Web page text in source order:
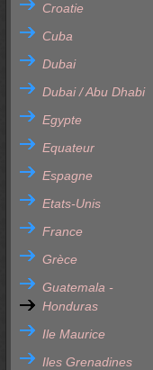
Croatie
Cuba
Dubai
Dubai / Abu Dhabi
Egypte
Equateur
Espagne
Etats-Unis
France
Grèce
Guatemala -
Honduras
Ile Maurice
Iles Grenadines